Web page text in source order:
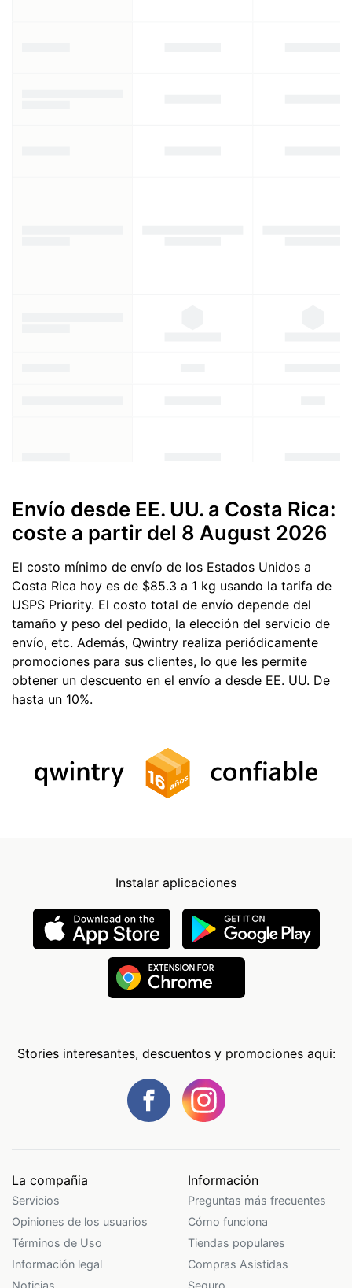
Envío desde EE. UU. a Costa Rica:
coste a partir del 8 August 2026
El costo mínimo de envío de los Estados Unidos a
Costa Rica hoy es de $85.3 a 1 kg usando la tarifa de
USPS Priority. El costo total de envío depende del
tamaño y peso del pedido, la elección del servicio de
envío, etc. Además, Qwintry realiza periódicamente
promociones para sus clientes, lo que les permite
obtener un descuento en el envío a desde EE. UU. De
hasta un 10%.
Instalar aplicaciones
Stories interesantes, descuentos y promociones aqui:
La compañia
Servicios
Opiniones de los usuarios
Términos de Uso
Información legal
Información
Preguntas más frecuentes
Cómo funciona
Tiendas populares
Compras Asistidas